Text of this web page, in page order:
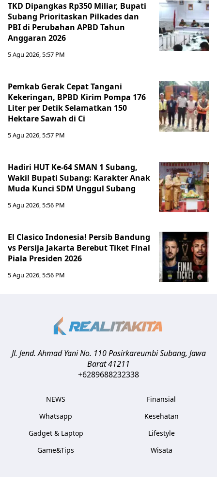
TKD Dipangkas Rp350 Miliar, Bupati
Subang Prioritaskan Pilkades dan
PBI di Perubahan APBD Tahun
Anggaran 2026
5 Agu 2026, 5:57 PM
Pemkab Gerak Cepat Tangani
Kekeringan, BPBD Kirim Pompa 176
Liter per Detik Selamatkan 150
Hektare Sawah di Ci
5 Agu 2026, 5:57 PM
Hadiri HUT Ke-64 SMAN 1 Subang,
Wakil Bupati Subang: Karakter Anak
Muda Kunci SDM Unggul Subang
5 Agu 2026, 5:56 PM
El Clasico Indonesia! Persib Bandung
vs Persija Jakarta Berebut Tiket Final
Piala Presiden 2026
5 Agu 2026, 5:56 PM
Jl. Jend. Ahmad Yani No. 110 Pasirkareumbi Subang, Jawa
Barat41211
+6289688232338
NEWS
Whatsapp
Gadget & Laptop
Game&Tips
Finansial
Kesehatan
Lifestyle
Wisata